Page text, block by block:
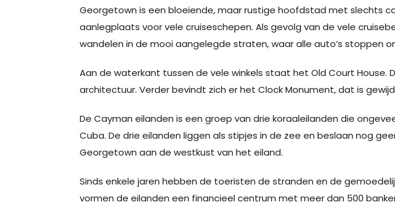
Georgetown is een bloeiende, maar rustige hoofdstad met slechts
aanlegplaats voor vele cruiseschepen. Als gevolg van de vele
wandelen in de mooi aangelegde straten, waar alle auto’s stoppen
Aan de waterkant tussen de vele winkels staat het Old Court House.
architectuur. Verder bevindt zich er het Clock Monument, dat is
De Cayman eilanden is een groep van drie koraaleilanden die
Cuba. De drie eilanden liggen als stipjes in de zee en beslaan nog
Georgetown aan de westkust van het eiland.
Sinds enkele jaren hebben de toeristen de stranden en de
vormen de eilanden een financieel centrum met meer dan 500